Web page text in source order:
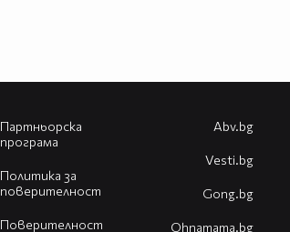
Партньорска
програма
Политика за
поверителност
Поверителност
Abv.bg
Vesti.bg
Gong.bg
Оhnamama.bg